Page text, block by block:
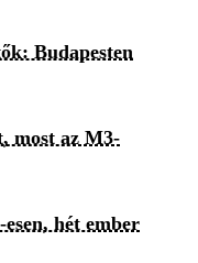
Budapesten
most az M3-
hét ember